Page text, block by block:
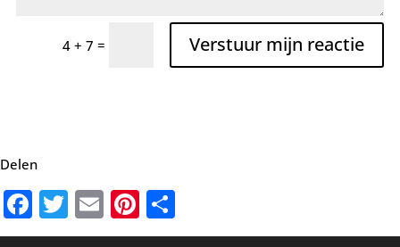
4 + 7 = Verstuur mijn reactie
Delen
Facebook
Twitter
EmailPinterest